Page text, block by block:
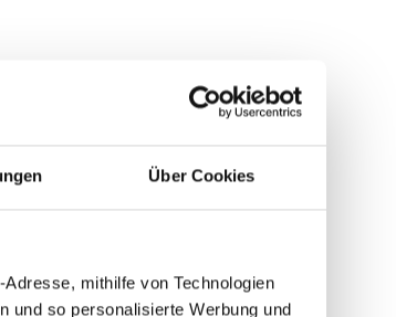
Über Cookies
mithilfe von Technologien
und so personalisierte Werbung und